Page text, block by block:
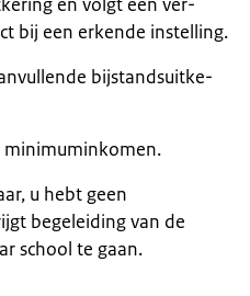
bij een er­ken­de in­stel­ling.
bij­stands­uit­ke­
mi­ni­mum­in­ko­men.
u hebt geen
begeleiding van de
school te gaan.